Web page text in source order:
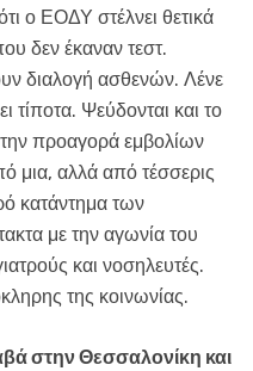
ο ΕΟΔΥ στέλνει θετικά
δεν έκαναν τεστ.
διαλογή ασθενών. Λένε
τίποτα. Ψεύδονται και το
προαγορά εμβολίων
μια, αλλά από τέσσερις
κατάντημα των
με την αγωνία του
και νοσηλευτές.
της κοινωνίας.
στην Θεσσαλονίκη και